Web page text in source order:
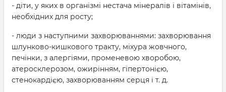
- діти, у яких в організмі нестача мінералів і вітамінів,
необхідних для росту;
- люди з наступними захворюваннями: захворювання
шлунково-кишкового тракту, міхура жовчного,
печінки, з алергіями, променевою хворобою,
атеросклерозом, ожирінням, гіпертонією,
стенокардією, захворюванням серця і т. д.